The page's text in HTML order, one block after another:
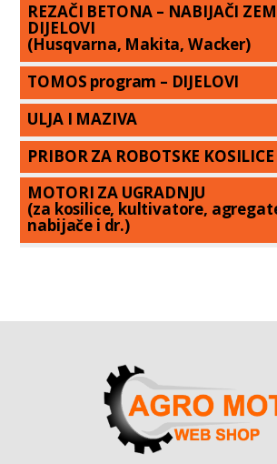
REZAČI BETONA – NABIJAČI
DIJELOVI
(Husqvarna, Makita, Wacker)
TOMOS program – DIJELOVI
ULJA I MAZIVA
PRIBOR ZA ROBOTSKE KOSILICE
MOTORI ZA UGRADNJU
(za kosilice, kultivatore,
nabijače i dr.)